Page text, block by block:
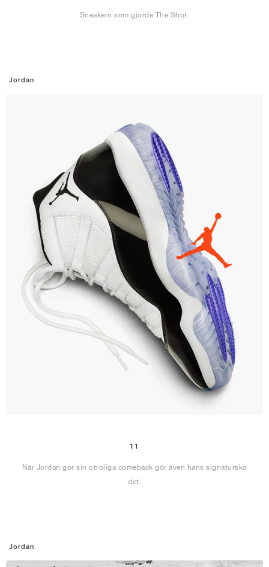
Sneakern som gjorde The Shot.
Jordan
11
När Jordan gör sin otroliga comeback gör även hans signatursko
det.
Jordan